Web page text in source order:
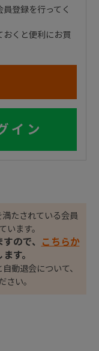
登録を行ってく
おくと便利にお買
イン
たされている会員
います。
ので、
こちらか
す。
動退会について、
さい。